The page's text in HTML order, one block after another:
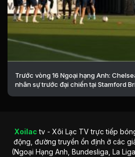
Trước vòng 16 Ngoại hạng Anh:
nhân sự trước đại chiến tại Stamford
Xoilac tv - Xôi Lạc TV trực tiếp
động, đường truyền ổn định ở các
(Ngoại Hạng Anh, Bundesliga, La